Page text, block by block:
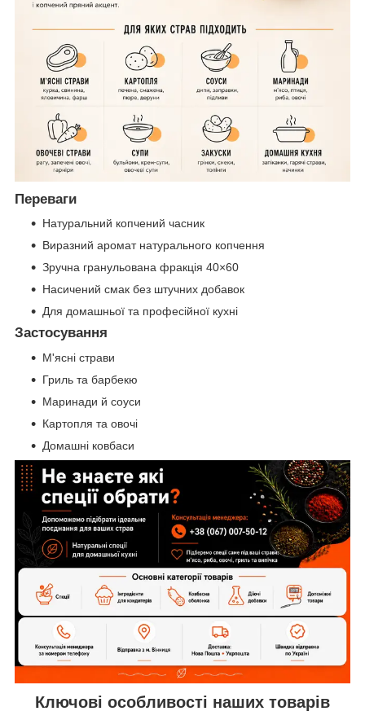
Переваги
Натуральний копчений часник
Виразний аромат натурального копчення
Зручна гранульована фракція 40×60
Насичений смак без штучних добавок
Для домашньої та професійної кухні
Застосування
М'ясні страви
Гриль та барбекю
Маринади й соуси
Картопля та овочі
Домашні ковбаси
Ключові особливості наших товарів